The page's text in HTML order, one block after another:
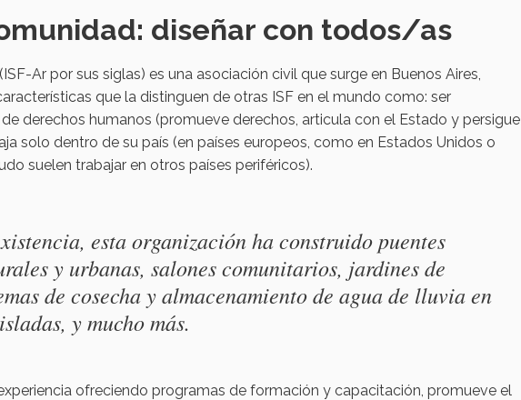
diseñar con todos/as
(ISF-Ar por sus siglas) es una asociación civil que surge en Buenos Aires,
que la distinguen de otras ISF en el mundo como: ser
derechos humanos (promueve derechos, articula con el Estado y persigue
solo dentro de su país (en países europeos, como en Estados Unidos o
suelen trabajar en otros países periféricos).
esta organización ha construido puentes
y urbanas, salones comunitarios, jardines de
de cosecha y almacenamiento de agua de lluvia en
y mucho más.
ofreciendo programas de formación y capacitación, promueve el